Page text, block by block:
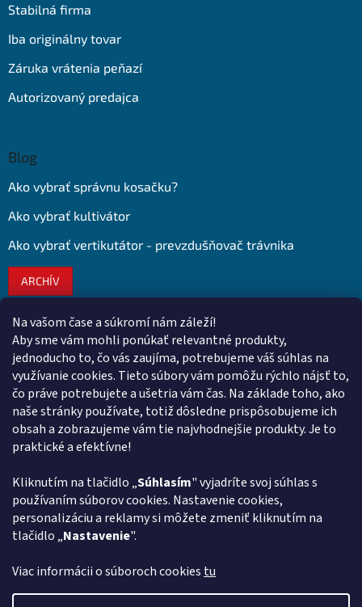
Na vašom čase a súkromí nám záleží!
Aby sme vám mohli ponúkať relevantné produkty,
jednoducho to, čo vás zaujíma, potrebujeme váš súhlas na
využívanie cookies. Tieto súbory vám pomôžu rýchlo nájsť to,
čo práve potrebujete a ušetria vám čas. Na základe toho, ako
naše stránky používate, totiž dôsledne prispôsobujeme ich
obsah a zobrazujeme vám tie najvhodnejšie produkty. Je to
praktické a efektívne!
Kliknutím na tlačidlo „Súhlasím" vyjadríte svoj súhlas s
používaním súborov cookies. Nastavenie cookies,
personalizáciu a reklamy si môžete zmeniť kliknutím na
tlačidlo „Nastavenie".
Viac informácii o súboroch cookies tu
Stabilná firma
Iba originálny tovar
Záruka vrátenia peňazí
Autorizovaný predajca
Blog
Ako vybrať správnu kosačku?
Ako vybrať kultivátor
Ako vybrať vertikutátor - prevzdušňovač trávnika
ARCHÍV
Kontakt
obchod@ euroshopy.sk
0911 931 019
0911 931 019
Facebook Euroshopy
Prijímame online platby